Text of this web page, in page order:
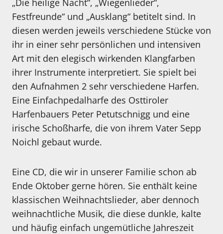
Festfreunde“ und „Ausklang“ betitelt sind. In
diesen werden jeweils verschiedene Stücke von
ihr in einer sehr persönlichen und intensiven
Art mit den elegisch wirkenden Klangfarben
ihrer Instrumente interpretiert. Sie spielt bei
den Aufnahmen 2 sehr verschiedene Harfen.
Eine Einfachpedalharfe des Osttiroler
Harfenbauers Peter Petutschnigg und eine
irische Schoßharfe, die von ihrem Vater Sepp
Noichl gebaut wurde.
Eine CD, die wir in unserer Familie schon ab
Ende Oktober gerne hören. Sie enthält keine
klassischen Weihnachtslieder, aber dennoch
weihnachtliche Musik, die diese dunkle, kalte
und häufig einfach ungemütliche Jahreszeit